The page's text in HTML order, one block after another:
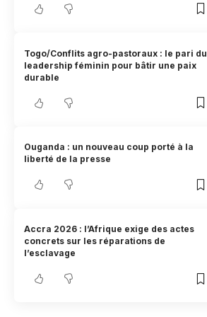
Togo/Conflits agro-pastoraux : le pari du
leadership féminin pour bâtir une paix
durable
Ouganda : un nouveau coup porté à la
liberté de la presse
Accra 2026 : l’Afrique exige des actes
concrets sur les réparations de
l’esclavage